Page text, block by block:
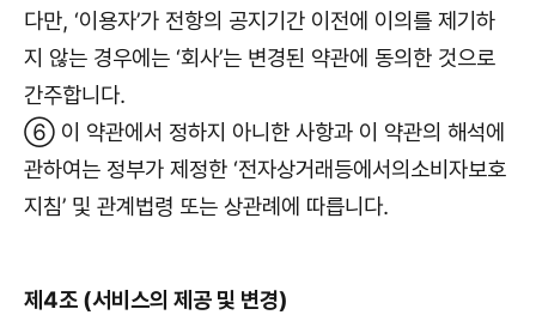
다만, ‘이용자’가 전항의 공지기간 이전에 이의를 제기하
지 않는 경우에는 ‘회사’는 변경된 약관에 동의한 것으로
간주합니다.
⑥ 이 약관에서 정하지 아니한 사항과 이 약관의 해석에
관하여는 정부가 제정한 ‘전자상거래등에서의소비자보호
지침’ 및 관계법령 또는 상관례에 따릅니다.
제4조 (서비스의 제공 및 변경)